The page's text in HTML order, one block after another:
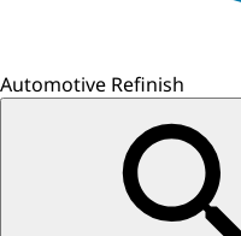
Automotive Refinish